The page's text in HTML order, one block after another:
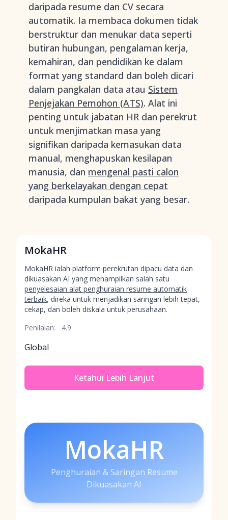
daripada resume dan CV secara
automatik. Ia membaca dokumen tidak
berstruktur dan menukar data seperti
butiran hubungan, pengalaman kerja,
kemahiran, dan pendidikan ke dalam
format yang standard dan boleh dicari
dalam pangkalan data atau Sistem
Penjejakan Pemohon (ATS). Alat ini
penting untuk jabatan HR dan perekrut
untuk menjimatkan masa yang
signifikan daripada kemasukan data
manual, menghapuskan kesilapan
manusia, dan mengenal pasti calon
yang berkelayakan dengan cepat
daripada kumpulan bakat yang besar.
MokaHR
MokaHR ialah platform perekrutan dipacu data dan
dikuasakan AI yang menampilkan salah satu
penyelesaian alat penghuraian resume automatik
terbaik, direka untuk menjadikan saringan lebih tepat,
cekap, dan boleh diskala untuk perusahaan.
Penilaian:
4.9
Global
Ketahui Lebih Lanjut
MokaHR
Penghuraian & Saringan Resume
Dikuasakan AI